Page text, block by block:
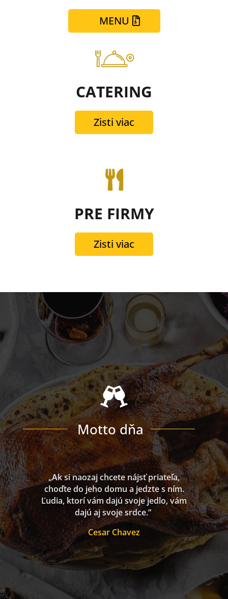
MENU
CATERING
Zisti viac

PRE FIRMY
Zisti viac

Motto dňa
„Ak si naozaj chcete nájsť priateľa,
choďte do jeho domu a jedzte s ním.
Ľudia, ktorí vám dajú svoje jedlo, vám
dajú aj svoje srdce.“
Cesar Chavez